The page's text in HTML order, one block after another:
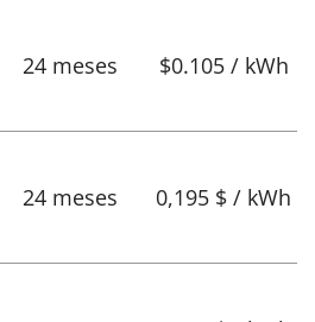
24 meses $0.105 / kWh
24 meses 0,195 $ / kWh